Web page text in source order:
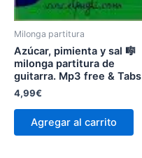
Milonga partitura
Azúcar, pimienta y sal 🎼
milonga partitura de
guitarra. Mp3 free & Tabs
4,99€
Agregar al carrito